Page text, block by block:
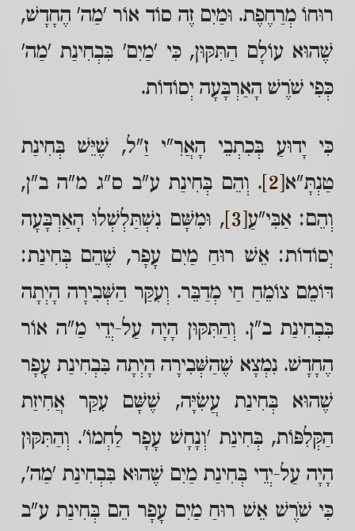
רוּחוֹ מְרַחֶפֶת. וּמַיִם זֶה סוֹד אוֹר 'מַה' הֶחָדָשׁ,
שֶׁהוּא עוֹלָם הַתִּקּוּן, כִּי 'מַיִם' בִּבְחִינַת 'מַה'
כְּפִי שֹׁרֶשׁ הָאַרְבָּעָה יְסוֹדוֹת.
כִּי יָדוּעַ בְּכִתְבֵי הָאֲרִ"י זַ"ל, שֶׁיֵּשׁ בְּחִינַת
טַנְתָּ"א[2]
. וְהֵם בְּחִינַת ע"ב ס"ג מ"ה ב"ן,
וְהֵם: אַבִּי"עַ[3]
, וּמִשָּׁם נִשְׁתַּלְשְׁלוּ הָאַרְבָּעָה
יְסוֹדוֹת: אֵשׁ רוּחַ מַיִם עָפָר, שֶׁהֵם בְּחִינַת:
דּוֹמֵם צוֹמֵחַ חַי מְדַבֵּר. וְעִקַּר הַשְּׁבִירָה הָיְתָה
בִּבְחִינַת ב"ן. וְהַתִּקּוּן הָיָה עַל-יְדֵי מַ"ה אוֹר
הֶחָדָשׁ. נִמְצָא שֶׁהַשְּׁבִירָה הָיְתָה בִּבְחִינַת עָפָר
שֶׁהוּא בְּחִינַת עֲשִׂיָּה, שֶׁשָּׁם עִקַּר אֲחִיזַת
הַקְּלִפּוֹת, בְּחִינַת 'וְנָחָשׁ עָפָר לַחְמוֹ'. וְהַתִּקּוּן
הָיָה עַל-יְדֵי בְּחִינַת מַיִם שֶׁהוּא בִּבְחִינַת 'מַה',
כִּי שֹׁרֶשׁ אֵשׁ רוּחַ מַיִם עָפָר הֵם בְּחִינַת ע"ב